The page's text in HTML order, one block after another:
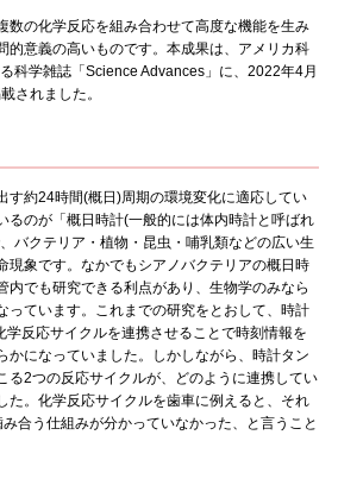
数の化学反応を組み合わせて高度な機能を生み
的意義の高いものです。本成果は、アメリカ科
科学雑誌「Science Advances」に、2022年4月
されました。
す約24時間(概日)周期の環境変化に適応してい
るのが「概日時計(一般的には体内時計と呼ばれ
バクテリア・植物・昆虫・哺乳類などの広い生
現象です。なかでもシアノバクテリアの概日時
内でも研究できる利点があり、生物学のみなら
っています。これまでの研究をとおして、時計
反応サイクルを連携させることで時刻情報を
かになっていました。しかしながら、時計タン
る2つの反応サイクルが、どのように連携してい
た。化学反応サイクルを歯車に例えると、それ
合う仕組みが分かっていなかった、と言うこと